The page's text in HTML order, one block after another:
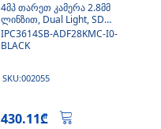
4მპ თარეთ კამერა 2.8მმ
ლინზით, Dual Light, SD
ბარათით, მიკროფონი
IPC3614SB-ADF28KMC-I0-
BLACK
SKU:002055
430.11₾